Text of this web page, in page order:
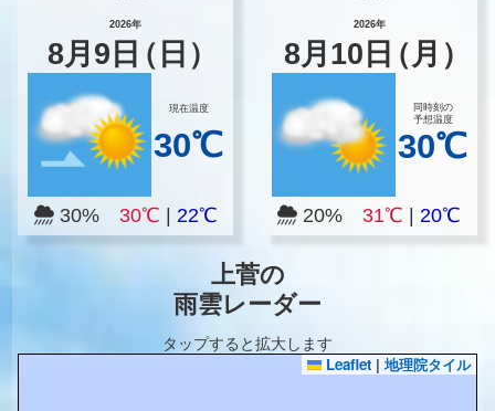
2026年
8月 9 日（日）
現在温度
30℃
30% 30℃ 22℃
2026年
8月 10 日（月）
同時刻の
予想温度
30℃
20%31℃ |20℃
上菅の
雨雲レーダー
タップすると拡大します
Leaflet | 地理院タイル